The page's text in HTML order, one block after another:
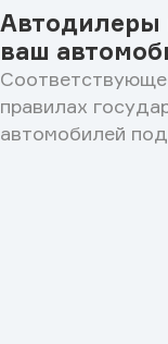
Автодилеры
ваш
правилах
автомобилей